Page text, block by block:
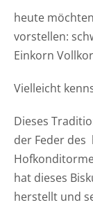
heute
vorstellen:
Einkorn
Vielleicht
Dieses
der Feder des
hat dieses
herstellt und